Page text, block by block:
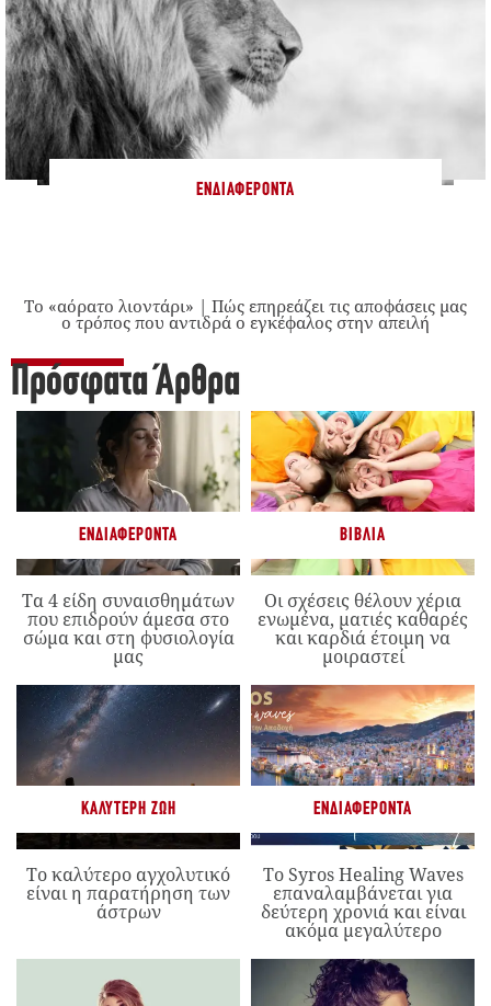
ΕΝΔΙΑΦΈΡΟΝΤΑ
Το «αόρατο λιοντάρι» | Πώς επηρεάζει τις αποφάσεις μας
ο τρόπος που αντιδρά ο εγκέφαλος στην απειλή
Πρόσφατα Άρθρα
ΕΝΔΙΑΦΈΡΟΝΤΑ
Τα 4 είδη συναισθημάτων
που επιδρούν άμεσα στο
σώμα και στη φυσιολογία
μας
ΒΙΒΛΊΑ
Οι σχέσεις θέλουν χέρια
ενωμένα, ματιές καθαρές
και καρδιά έτοιμη να
μοιραστεί
ΚΑΛΎΤΕΡΗ ΖΩΉ
Το καλύτερο αγχολυτικό
είναι η παρατήρηση των
άστρων
ΕΝΔΙΑΦΈΡΟΝΤΑ
Το Syros Healing Waves
επαναλαμβάνεται για
δεύτερη χρονιά και είναι
ακόμα μεγαλύτερο